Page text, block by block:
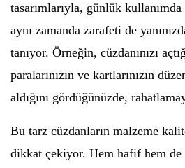
tasarımlarıyla, günlük kullanımda
aynı zamanda zarafeti de
tanıyor. Örneğin, cüzdanınızı
paralarınızın ve kartlarınızın
aldığını gördüğünüzde,
Bu tarz cüzdanların malzeme
dikkat çekiyor. Hem hafif hem de